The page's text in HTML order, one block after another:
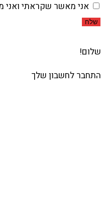
אני מאשר שקראתי ואני
שלח
שלום!
התחבר לחשבון שלך